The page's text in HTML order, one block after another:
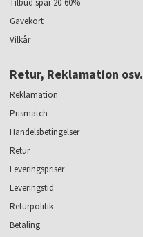
Tilbud spar 20-60%
Gavekort
Vilkår
Retur, Reklamation osv.
Reklamation
Prismatch
Handelsbetingelser
Retur
Leveringspriser
Leveringstid
Returpolitik
Betaling